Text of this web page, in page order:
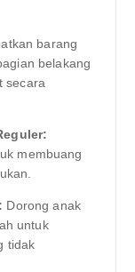
barang
belakang
secara
membuang
Dorong anak
untuk
tidak